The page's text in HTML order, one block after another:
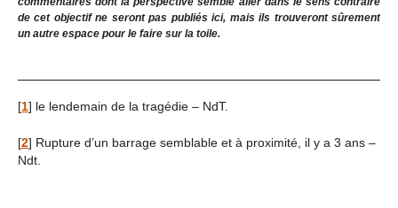
de cet objectif ne seront pas publiés ici, mais ils trouveront sûrement
un autre espace pour le faire sur la toile.
[1] le lendemain de la tragédie – NdT.
[2] Rupture d’un barrage semblable et à proximité, il y a 3 ans –
Ndt.